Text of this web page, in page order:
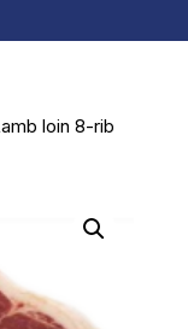
loin 8-rib